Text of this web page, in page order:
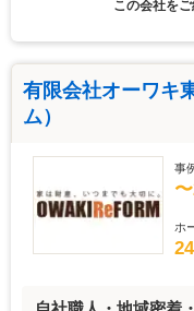
この会社を
有限会社オーワキ
ム）
事
ホ